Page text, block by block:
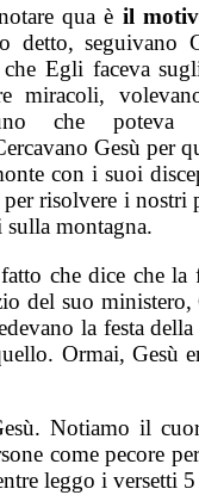
qua è il
detto, seguivano
Egli faceva
miracoli,
che
Gesù per
con i suoi
per risolvere i
montagna.
che dice che la
del suo ministero,
la festa
Ormai, Gesù
Notiamo il
come pecore
leggo i versetti 5